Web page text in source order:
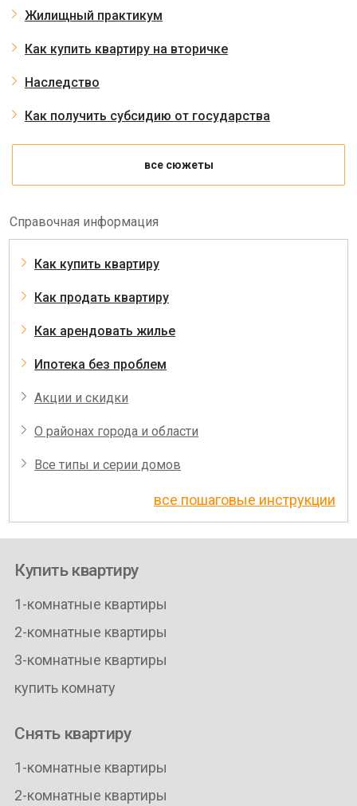
Жилищный практикум
Как купить квартиру на вторичке
Наследство
Как получить субсидию от государства
все сюжеты
Справочная информация
Как купить квартиру
Как продать квартиру
Как арендовать жилье
Ипотека без проблем
Акции и скидки
О районах города и области
Все типы и серии домов
все пошаговые инструкции
Купить квартиру
1-комнатные квартиры
2-комнатные квартиры
3-комнатные квартиры
купить комнату
Снять квартиру
1-комнатные квартиры
2-комнатные квартиры